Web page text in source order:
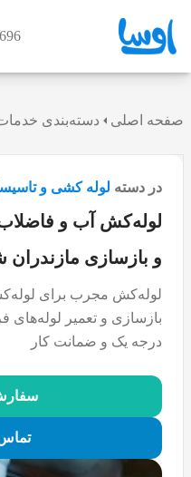
صفحه اصلی دسته‌بندی
در دسته لوله کشی و
لوله‌کش آب و
و بازسازی مازندران
لوله‌کش مجرب برای
بازسازی و تعمیر لوله‌های
درجه یک و ضمانت کار